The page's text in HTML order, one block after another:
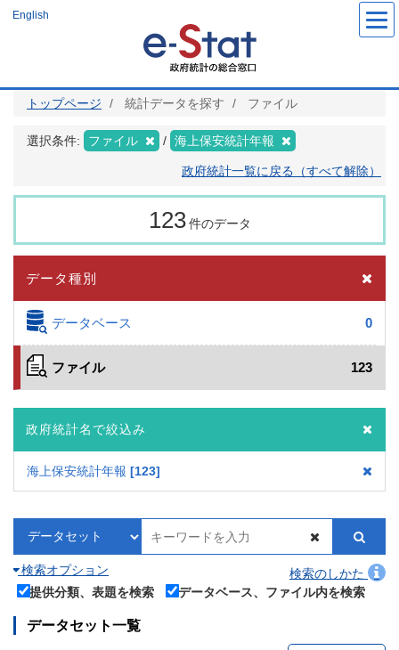
ツ
English
トップページ 統計データを探す ファイル
選択条件: ファイル 海上保安統計年報
政府統計一覧に戻る（すべて解除）
123 件のデータ
データ種別
データベース 0
ファイル 123
政府統計名で絞込み
海上保安統計年報 123
検索オプション
検索のしかた
提供分類、表題を検索
データベース、ファイル内を検索
データセット一覧